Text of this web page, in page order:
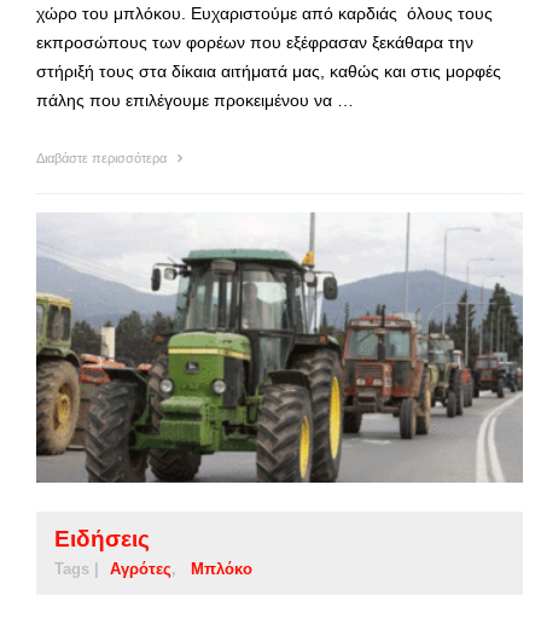
χώρο του μπλόκου. Ευχαριστούμε από καρδιάς όλους τους
εκπροσώπους των φορέων που εξέφρασαν ξεκάθαρα την
στήριξή τους στα δίκαια αιτήματά μας, καθώς και στις μορφές
πάλης που επιλέγουμε προκειμένου να …
Διαβάστε περισσότερα
Ειδήσεις
Tags | Αγρότες Μπλόκο